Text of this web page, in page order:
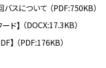
バスについて （PDF:750KB）
ド】 （DOCX:17.3KB）
】 （PDF:176KB）